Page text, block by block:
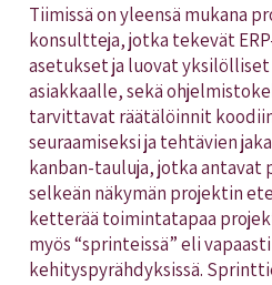
Tiimissä on yleensä mukana
konsultteja, jotka tekevät
asetukset ja luovat
asiakkaalle, sekä
tarvittavat räätälöinnit
seuraamiseksi ja tehtävien
kanban-tauluja, jotka antavat
selkeän näkymän projektin
ketterää toimintatapaa
myös “sprinteissä” eli
kehityspyrähdyksissä.